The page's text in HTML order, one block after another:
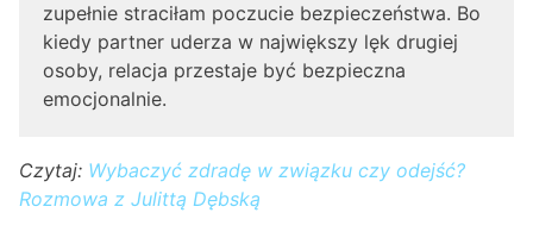
zupełnie straciłam poczucie bezpieczeństwa. Bo
kiedy partner uderza w największy lęk drugiej
osoby, relacja przestaje być bezpieczna
emocjonalnie.
Czytaj: Wybaczyć zdradę w związku czy odejść?
Rozmowa z Julittą Dębską